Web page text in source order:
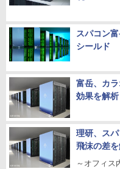
スパコン
シールド
富岳、カ
効果を解析
理研、ス
飛沫の差
～オフィス